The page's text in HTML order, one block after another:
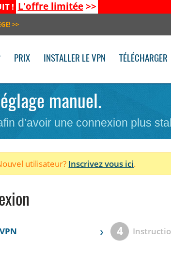
! L'offre limitée>>
>>
PRIX INSTALLER LE VPN TÉLÉCHARGER
manuel.
d’avoir une connexion plus
utilisateur? Inscrivez vous ici.
› 4